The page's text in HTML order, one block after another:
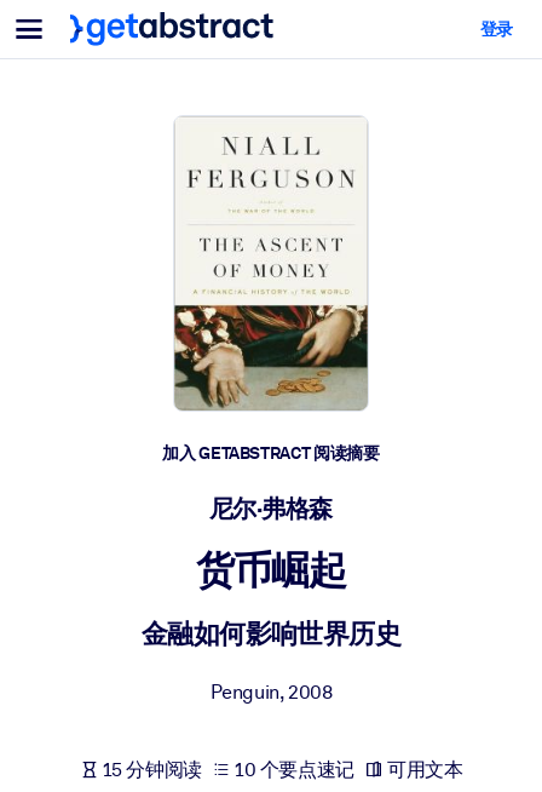
菜单
面向团队与管理者
为您的员工配备关键的人工智能技能。
帮助您的管理者为未来的工作时代做好准备。
让团队更轻松地共同学习、解决实际问题并更快采取行动。
技能提升与重塑
培养您的员工应对未来挑战所需的技能。
将简短且经过验证的知识引入您的 LMS/LXP，以获得更强的学习效
面向人工智能系统
登录
加入 GETABSTRACT 阅读摘要
尼尔·弗格森
货币崛起
金融如何影响世界历史
Penguin,2008
15 分钟阅读 10 个要点速记 可用文本